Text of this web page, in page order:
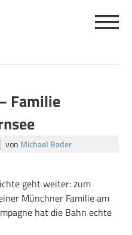
Familie
von Michael Bader
geht weiter: zum
Münchner Familie am
hat die Bahn echte